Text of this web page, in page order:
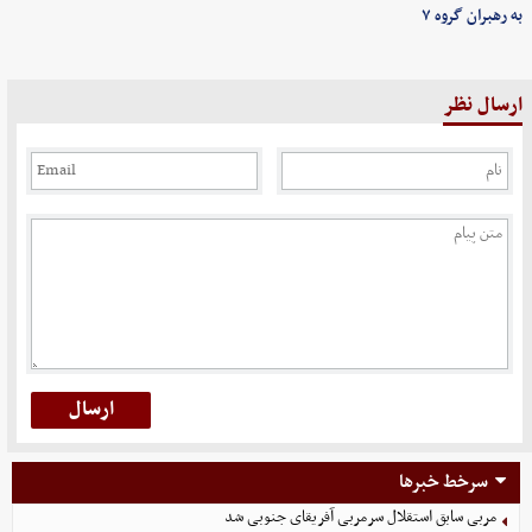
به رهبران گروه ۷
ارسال نظر
سرخط خبرها
مربی سابق استقلال سرمربی آفریقای جنوبی شد